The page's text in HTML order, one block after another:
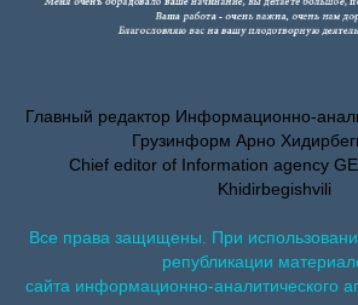
Главный редактор Информационно-
Грузинформ Арно
Chief editor of Information agency
Khidirbegishvili
Все права защищены. При
републикации
сайта информационно-аналитического